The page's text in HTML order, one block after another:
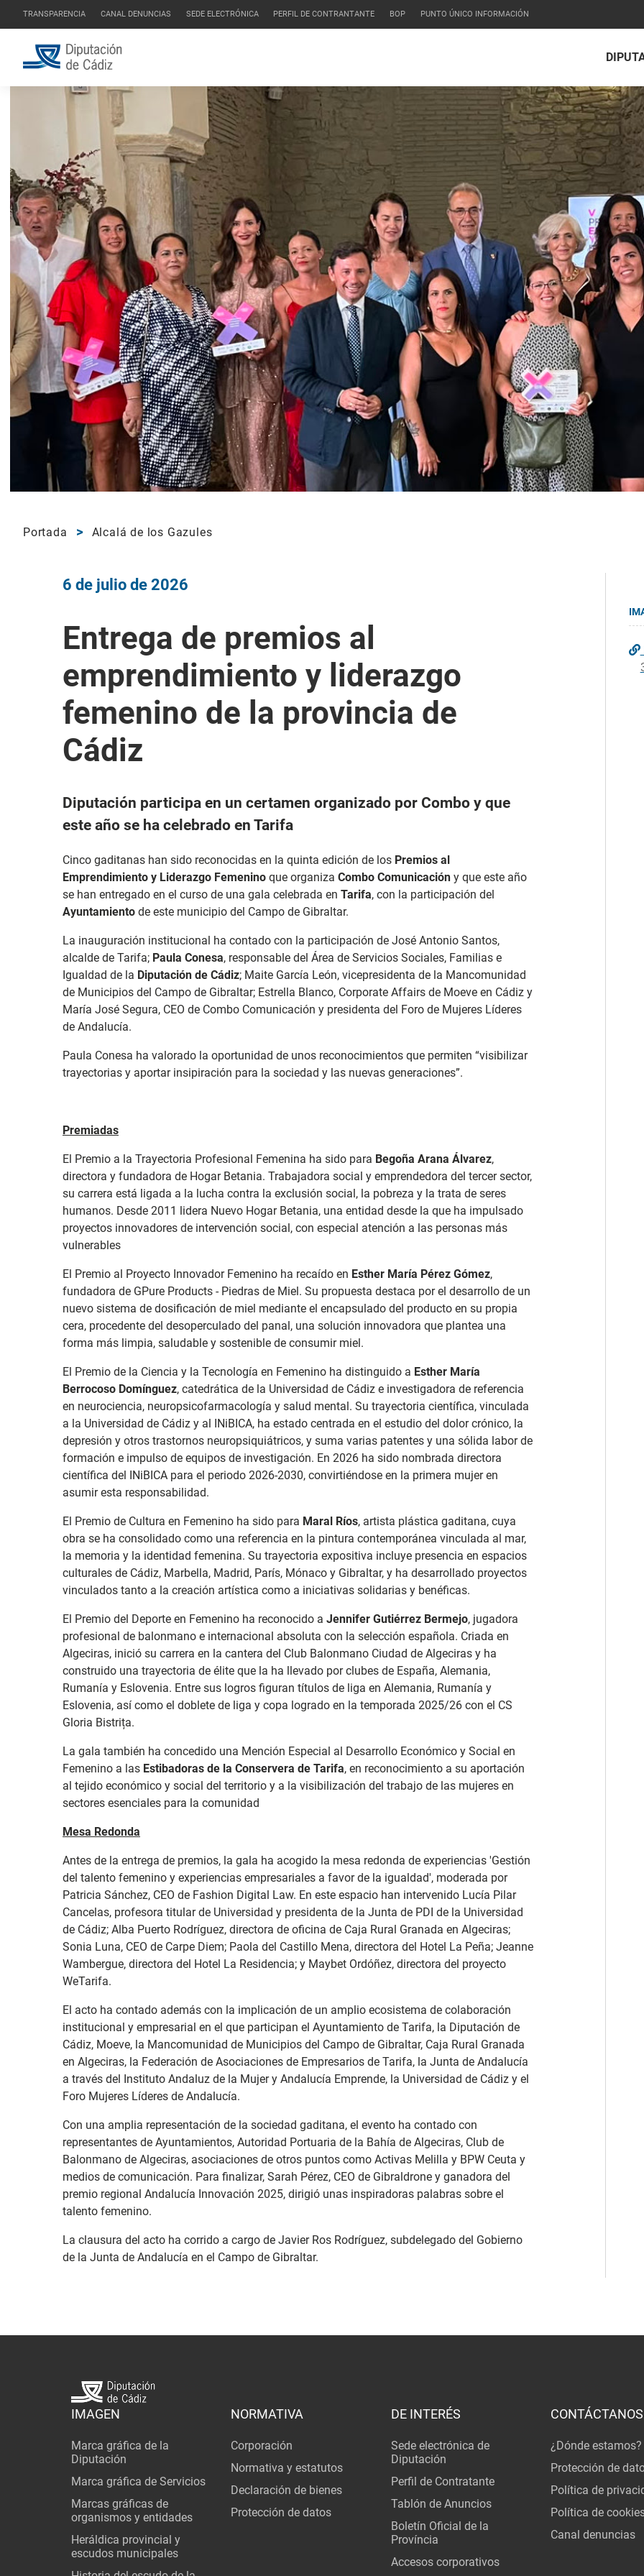
TRANSPARENCIA CANAL DENUNCIAS SEDE ELECTRÓNICA PERFIL DE CONTRANTANTE BOP PUNTO ÚNICO INFORMACIÓN
Portada Alcalá de los Gazules
6 de julio de 2026
Entrega de premios al
emprendimiento y liderazgo
femenino de la provincia de
Cádiz
Diputación participa en un certamen organizado por Combo y que
este año se ha celebrado en Tarifa
Cinco gaditanas han sido reconocidas en la quinta edición de los Premios al
Emprendimiento y Liderazgo Femenino que organiza Combo Comunicación y que este año
se han entregado en el curso de una gala celebrada en Tarifa, con la participación del
Ayuntamiento de este municipio del Campo de Gibraltar.
La inauguración institucional ha contado con la participación de José Antonio Santos,
alcalde de Tarifa; Paula Conesa, responsable del Área de Servicios Sociales, Familias e
Igualdad de la Diputación de Cádiz; Maite García León, vicepresidenta de la Mancomunidad
de Municipios del Campo de Gibraltar; Estrella Blanco, Corporate Affairs de Moeve en Cádiz y
María José Segura, CEO de Combo Comunicación y presidenta del Foro de Mujeres Líderes
de Andalucía.
Paula Conesa ha valorado la oportunidad de unos reconocimientos que permiten “visibilizar
trayectorias y aportar insipiración para la sociedad y las nuevas generaciones”.
Premiadas
El Premio a la Trayectoria Profesional Femenina ha sido para Begoña Arana Álvarez,
directora y fundadora de Hogar Betania. Trabajadora social y emprendedora del tercer sector,
su carrera está ligada a la lucha contra la exclusión social, la pobreza y la trata de seres
humanos. Desde 2011 lidera Nuevo Hogar Betania, una entidad desde la que ha impulsado
proyectos innovadores de intervención social, con especial atención a las personas más
vulnerables
El Premio al Proyecto Innovador Femenino ha recaído en Esther María Pérez Gómez,
fundadora de GPure Products - Piedras de Miel. Su propuesta destaca por el desarrollo de un
nuevo sistema de dosificación de miel mediante el encapsulado del producto en su propia
cera, procedente del desoperculado del panal, una solución innovadora que plantea una
forma más limpia, saludable y sostenible de consumir miel.
El Premio de la Ciencia y la Tecnología en Femenino ha distinguido a Esther María
Berrocoso Domínguez, catedrática de la Universidad de Cádiz e investigadora de referencia
en neurociencia, neuropsicofarmacología y salud mental. Su trayectoria científica, vinculada
a la Universidad de Cádiz y al INiBICA, ha estado centrada en el estudio del dolor crónico, la
depresión y otros trastornos neuropsiquiátricos, y suma varias patentes y una sólida labor de
formación e impulso de equipos de investigación. En 2026 ha sido nombrada directora
científica del INiBICA para el periodo 2026-2030, convirtiéndose en la primera mujer en
asumir esta responsabilidad.
El Premio de Cultura en Femenino ha sido para Maral Ríos, artista plástica gaditana, cuya
obra se ha consolidado como una referencia en la pintura contemporánea vinculada al mar,
la memoria y la identidad femenina. Su trayectoria expositiva incluye presencia en espacios
culturales de Cádiz, Marbella, Madrid, París, Mónaco y Gibraltar, y ha desarrollado proyectos
vinculados tanto a la creación artística como a iniciativas solidarias y benéficas.
El Premio del Deporte en Femenino ha reconocido a Jennifer Gutiérrez Bermejo, jugadora
profesional de balonmano e internacional absoluta con la selección española. Criada en
Algeciras, inició su carrera en la cantera del Club Balonmano Ciudad de Algeciras y ha
construido una trayectoria de élite que la ha llevado por clubes de España, Alemania,
Rumanía y Eslovenia. Entre sus logros figuran títulos de liga en Alemania, Rumanía y
Eslovenia, así como el doblete de liga y copa logrado en la temporada 2025/26 con el CS
Gloria Bistrița.
La gala también ha concedido una Mención Especial al Desarrollo Económico y Social en
Femenino a las Estibadoras de la Conservera de Tarifa, en reconocimiento a su aportación
al tejido económico y social del territorio y a la visibilización del trabajo de las mujeres en
sectores esenciales para la comunidad
Mesa Redonda
Antes de la entrega de premios, la gala ha acogido la mesa redonda de experiencias 'Gestión
del talento femenino y experiencias empresariales a favor de la igualdad', moderada por
Patricia Sánchez, CEO de Fashion Digital Law. En este espacio han intervenido Lucía Pilar
Cancelas, profesora titular de Universidad y presidenta de la Junta de PDI de la Universidad
de Cádiz; Alba Puerto Rodríguez, directora de oficina de Caja Rural Granada en Algeciras;
Sonia Luna, CEO de Carpe Diem; Paola del Castillo Mena, directora del Hotel La Peña; Jeanne
Wambergue, directora del Hotel La Residencia; y Maybet Ordóñez, directora del proyecto
WeTarifa.
El acto ha contado además con la implicación de un amplio ecosistema de colaboración
institucional y empresarial en el que participan el Ayuntamiento de Tarifa, la Diputación de
Cádiz, Moeve, la Mancomunidad de Municipios del Campo de Gibraltar, Caja Rural Granada
en Algeciras, la Federación de Asociaciones de Empresarios de Tarifa, la Junta de Andalucía
a través del Instituto Andaluz de la Mujer y Andalucía Emprende, la Universidad de Cádiz y el
Foro Mujeres Líderes de Andalucía.
Con una amplia representación de la sociedad gaditana, el evento ha contado con
representantes de Ayuntamientos, Autoridad Portuaria de la Bahía de Algeciras, Club de
Balonmano de Algeciras, asociaciones de otros puntos como Activas Melilla y BPW Ceuta y
medios de comunicación. Para finalizar, Sarah Pérez, CEO de Gibraldrone y ganadora del
premio regional Andalucía Innovación 2025, dirigió unas inspiradoras palabras sobre el
talento femenino.
La clausura del acto ha corrido a cargo de Javier Ros Rodríguez, subdelegado del Gobierno
de la Junta de Andalucía en el Campo de Gibraltar.
IMAGEN
Marca gráfica de la
Diputación
Marca gráfica de Servicios
Marcas gráficas de
organismos y entidades
Heráldica provincial y
escudos municipales
NORMATIVA
Corporación
Normativa y estatutos
Declaración de bienes
Protección de datos
DE INTERÉS
Sede electrónica de
Diputación
Perfil de Contratante
Tablón de Anuncios
Boletín Oficial de la
Província
Accesos corporativos
CONTÁCTANOS
¿Dónde estamos?
Protección de
Política de
Política de
Canal denuncias